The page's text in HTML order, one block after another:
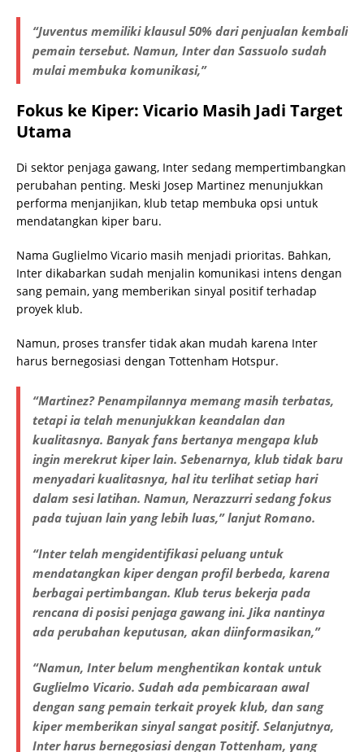
“Juventus memiliki klausul 50% dari penjualan kembali
pemain tersebut. Namun, Inter dan Sassuolo sudah
mulai membuka komunikasi,”
Fokus ke Kiper: Vicario Masih Jadi Target
Utama
Di sektor penjaga gawang, Inter sedang mempertimbangkan
perubahan penting. Meski Josep Martinez menunjukkan
performa menjanjikan, klub tetap membuka opsi untuk
mendatangkan kiper baru.
Nama Guglielmo Vicario masih menjadi prioritas. Bahkan,
Inter dikabarkan sudah menjalin komunikasi intens dengan
sang pemain, yang memberikan sinyal positif terhadap
proyek klub.
Namun, proses transfer tidak akan mudah karena Inter
harus bernegosiasi dengan Tottenham Hotspur.
“Martinez? Penampilannya memang masih terbatas,
tetapi ia telah menunjukkan keandalan dan
kualitasnya. Banyak fans bertanya mengapa klub
ingin merekrut kiper lain. Sebenarnya, klub tidak baru
menyadari kualitasnya, hal itu terlihat setiap hari
dalam sesi latihan. Namun, Nerazzurri sedang fokus
pada tujuan lain yang lebih luas,” lanjut Romano.
“Inter telah mengidentifikasi peluang untuk
mendatangkan kiper dengan profil berbeda, karena
berbagai pertimbangan. Klub terus bekerja pada
rencana di posisi penjaga gawang ini. Jika nantinya
ada perubahan keputusan, akan diinformasikan,”
“Namun, Inter belum menghentikan kontak untuk
Guglielmo Vicario. Sudah ada pembicaraan awal
dengan sang pemain terkait proyek klub, dan sang
kiper memberikan sinyal sangat positif. Selanjutnya,
Inter harus bernegosiasi dengan Tottenham, yang